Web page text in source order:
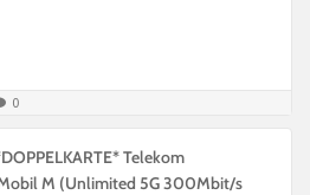
0
Telekom
M (Unlimited 5G 300Mbit/s